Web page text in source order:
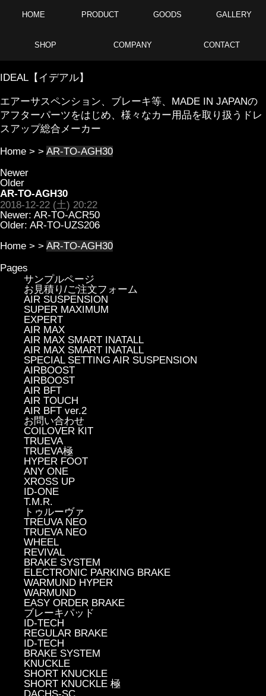
HOME PRODUCT GOODS GALLERY
SHOP COMPANY CONTACT
IDEAL【イデアル】
エアーサスペンション、ブレーキ等、MADE IN JAPANの
アフターパーツをはじめ、様々なカー用品を取り扱うドレ
スアップ総合メーカー
Home > > AR-TO-AGH30
Newer
Older
AR-TO-AGH30
2018-12-22 (土) 20:22
Newer: AR-TO-ACR50
Older: AR-TO-UZS206
Home > > AR-TO-AGH30
Pages
サンプルページ
お見積り/ご注文フォーム
AIR SUSPENSION
SUPER MAXIMUM
EXPERT
AIR MAX
AIR MAX SMART INATALL
AIR MAX SMART INATALL
SPECIAL SETTING AIR SUSPENSION
AIRBOOST
AIRBOOST
AIR BFT
AIR TOUCH
AIR BFT ver.2
お問い合わせ
COILOVER KIT
TRUEVA
TRUEVA極
HYPER FOOT
ANY ONE
XROSS UP
ID-ONE
T.M.R.
トゥルーヴァ
TREUVA NEO
TRUEVA NEO
WHEEL
REVIVAL
BRAKE SYSTEM
ELECTRONIC PARKING BRAKE
WARMUND HYPER
WARMUND
EASY ORDER BRAKE
ブレーキパッド
ID-TECH
REGULAR BRAKE
ID-TECH
BRAKE SYSTEM
KNUCKLE
SHORT KNUCKLE
SHORT KNUCKLE 極